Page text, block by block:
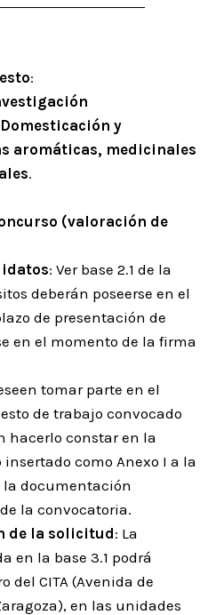
:
Domesticación y
aromáticas, medicinales
.
(valoración de
: Ver base 2.1 de la
deberán poseerse en el
de presentación de
en el momento de la firma
tomar parte en el
de trabajo convocado
hacerlo constar en la
como Anexo I a la
documentación
la convocatoria.
de la solicitud: La
en la base 3.1 podrá
del CITA (Avenida de
en las unidades